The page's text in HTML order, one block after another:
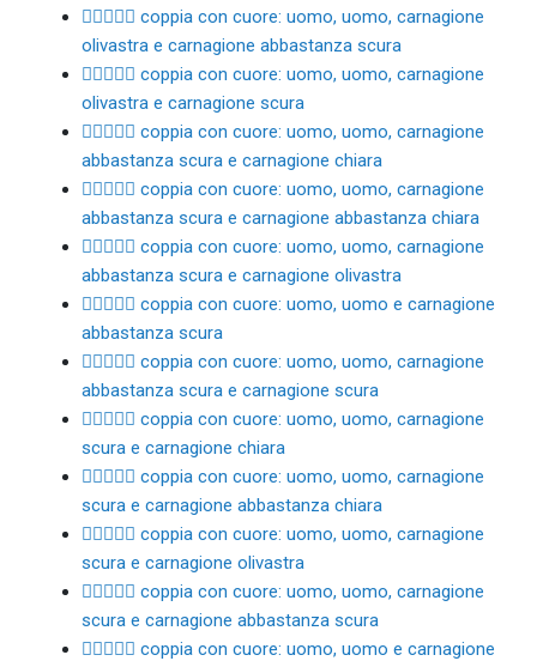
👨🏽‍❤️‍👨🏾 coppia con cuore: uomo, uomo, carnagione
olivastra e carnagione abbastanza scura
👨🏽‍❤️‍👨🏿 coppia con cuore: uomo, uomo, carnagione
olivastra e carnagione scura
👨🏾‍❤️‍👨🏻 coppia con cuore: uomo, uomo, carnagione
abbastanza scura e carnagione chiara
👨🏾‍❤️‍👨🏼 coppia con cuore: uomo, uomo, carnagione
abbastanza scura e carnagione abbastanza chiara
👨🏾‍❤️‍👨🏽 coppia con cuore: uomo, uomo, carnagione
abbastanza scura e carnagione olivastra
👨🏾‍❤️‍👨🏾 coppia con cuore: uomo, uomo e carnagione
abbastanza scura
👨🏾‍❤️‍👨🏿 coppia con cuore: uomo, uomo, carnagione
abbastanza scura e carnagione scura
👨🏿‍❤️‍👨🏻 coppia con cuore: uomo, uomo, carnagione
scura e carnagione chiara
👨🏿‍❤️‍👨🏼 coppia con cuore: uomo, uomo, carnagione
scura e carnagione abbastanza chiara
👨🏿‍❤️‍👨🏽 coppia con cuore: uomo, uomo, carnagione
scura e carnagione olivastra
👨🏿‍❤️‍👨🏾 coppia con cuore: uomo, uomo, carnagione
scura e carnagione abbastanza scura
👨🏿‍❤️‍👨🏿 coppia con cuore: uomo, uomo e carnagione